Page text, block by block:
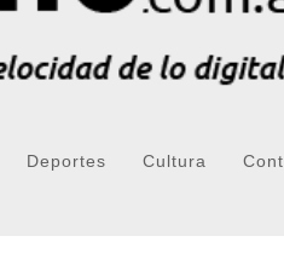
Deportes Cultura